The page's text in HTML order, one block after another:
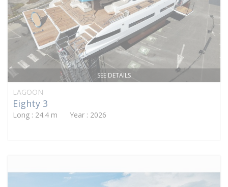
SEE DETAILS
LAGOON
Eighty 3
Long : 24.4 m Year : 2026